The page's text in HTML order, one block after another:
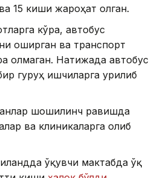
15 киши жароҳат олган.
кўра, автобус
оширган ва транспорт
олмаган. Натижада автобус
гуруҳ ишчиларга урилиб
шошилинч равишда
ва клиникаларга олиб
ўқувчи мактабда ўқ